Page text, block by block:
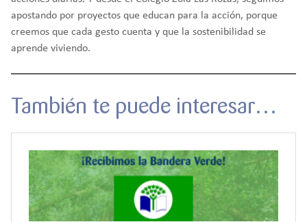
apostando por proyectos que educan para la acción, porque
creemos que cada gesto cuenta y que la sostenibilidad se
aprende viviendo.
También te puede interesar…